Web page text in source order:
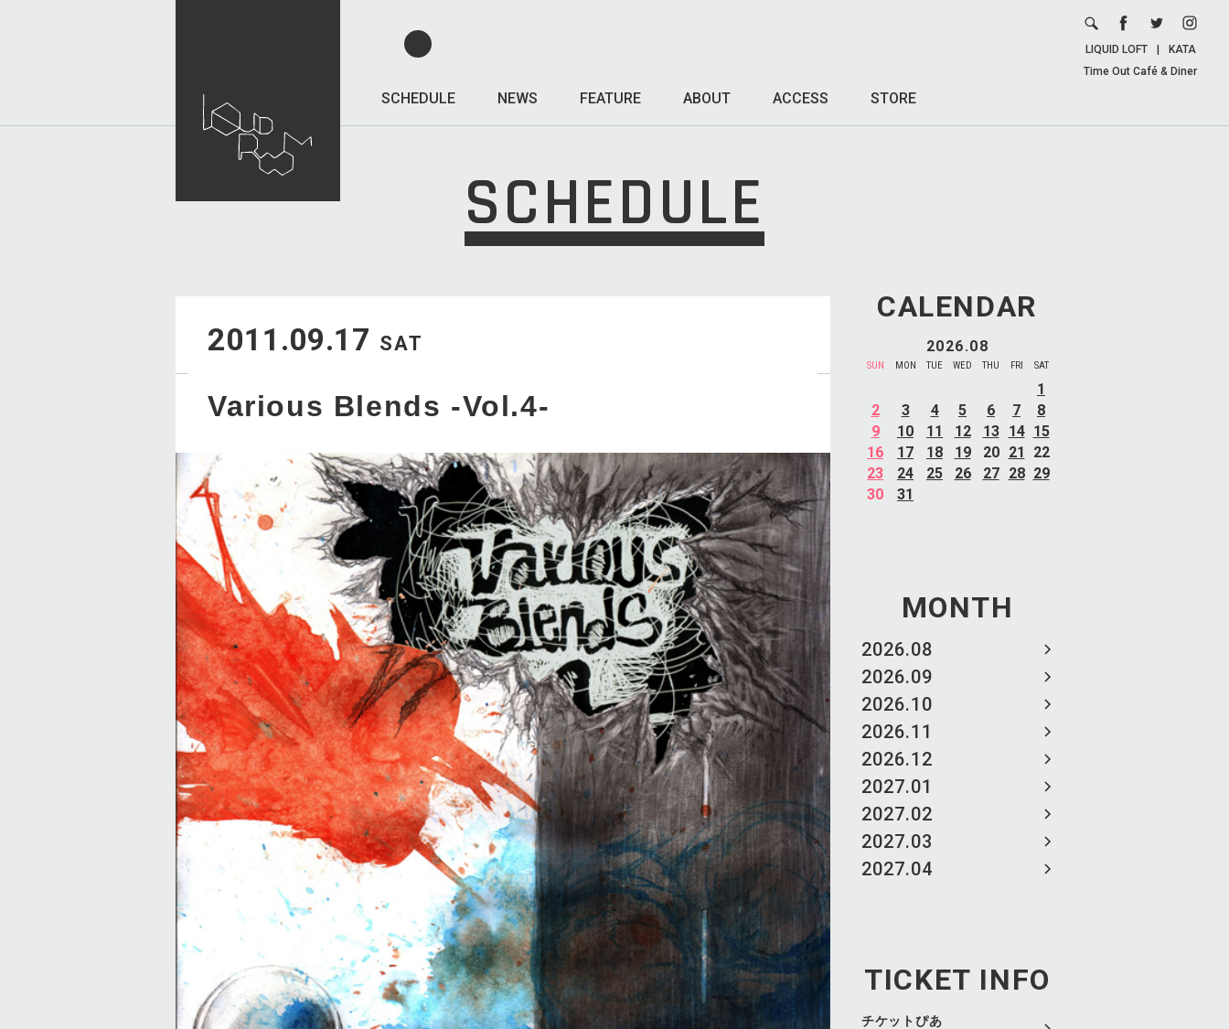
SCHEDULE NEWS FEATURE ABOUT ACCESS STORE
LIQUID LOFT
KATA
Time Out Café & Diner
SCHEDULE
CALENDAR
2026.08
SUN MON TUE WED THU FRI SAT
1
2
3 4 5 6 7
8
9
10 11 12 13 14 15
16
17 18 19 20 21
22
23
24 25 26 27 28 29
30
31
MONTH
2026.08
2026.09
2026.10
2026.11
2026.12
2027.01
2027.02
2027.03
2027.04
TICKET INFO
チケットぴあ
2011.09.17 SAT
Various Blends -Vol.4-